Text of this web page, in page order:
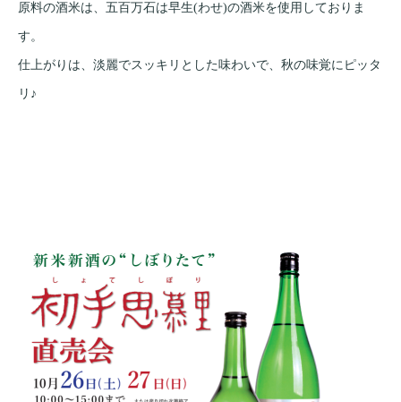
原料の酒米は、五百万石は早生(わせ)の酒米を使用しておりま
す。
仕上がりは、淡麗でスッキリとした味わいで、秋の味覚にピッタ
リ♪